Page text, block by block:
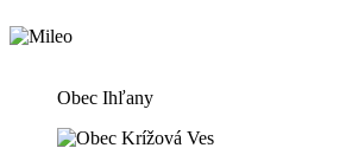
Obec Ihľany